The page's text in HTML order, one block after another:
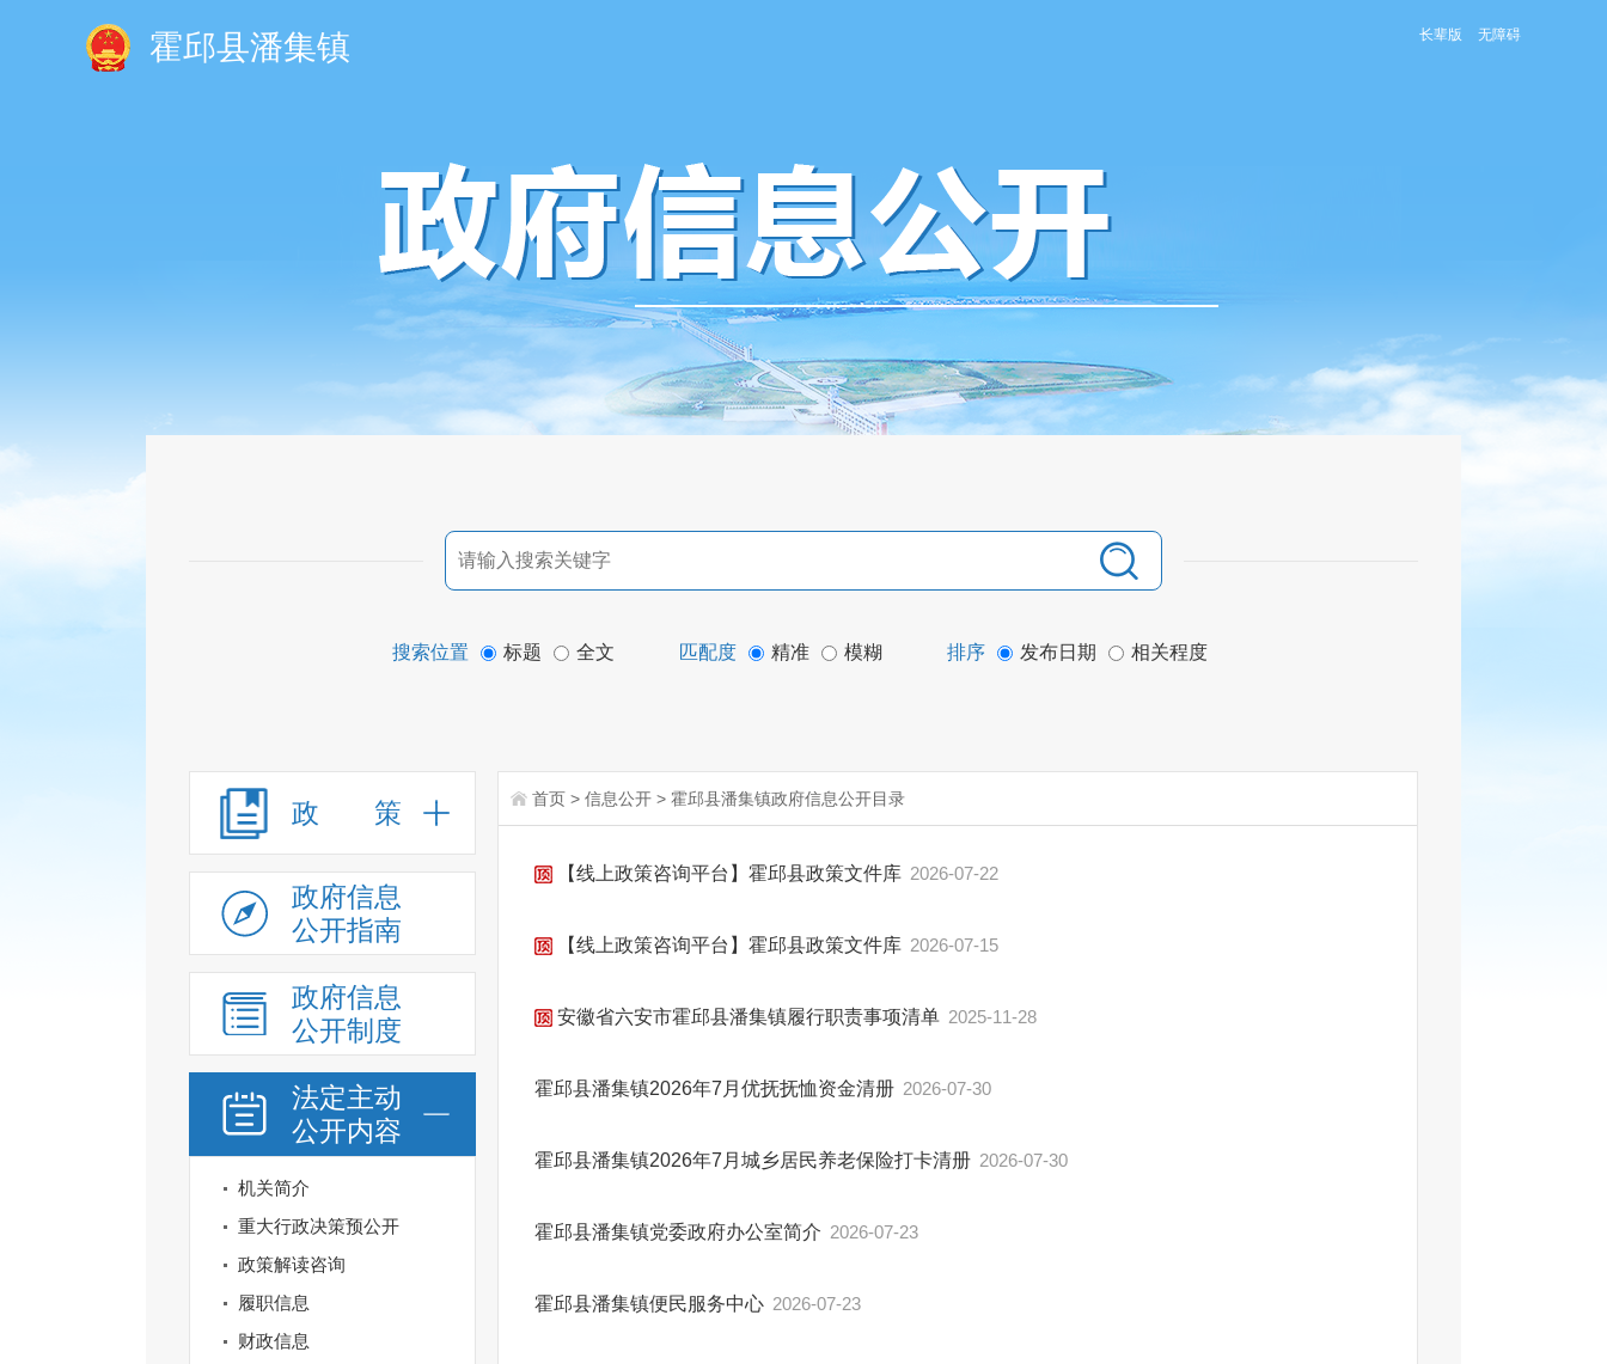
霍邱县潘集镇 长辈版 无障碍
搜索位置 标题 全文 匹配度 精准 模糊 排序 发布日期 相关程度
政 策
政府信息
公开指南
政府信息
公开制度
法定主动
公开内容
机关简介
重大行政决策预公开
政策解读咨询
履职信息
财政信息
首页 > 信息公开 > 霍邱县潘集镇政府信息公开目录
【线上政策咨询平台】霍邱县政策文件库 2026-07-22
【线上政策咨询平台】霍邱县政策文件库 2026-07-15
安徽省六安市霍邱县潘集镇履行职责事项清单 2025-11-28
霍邱县潘集镇2026年7月优抚抚恤资金清册 2026-07-30
霍邱县潘集镇2026年7月城乡居民养老保险打卡清册 2026-07-30
霍邱县潘集镇党委政府办公室简介 2026-07-23
霍邱县潘集镇便民服务中心 2026-07-23